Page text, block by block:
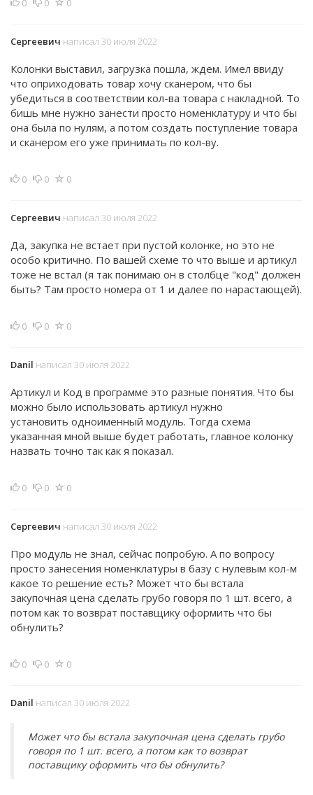
0 0 0
Сергеевич написал 30 июля 2022
Колонки выставил, загрузка пошла, ждем. Имел ввиду
что оприходовать товар хочу сканером, что бы
убедиться в соответствии кол-ва товара с накладной. То
бишь мне нужно занести просто номенклатуру и что бы
она была по нулям, а потом создать поступление товара
и сканером его уже принимать по кол-ву.
0 0 0
Сергеевич написал 30 июля 2022
Да, закупка не встает при пустой колонке, но это не
особо критично. По вашей схеме то что выше и артикул
тоже не встал (я так понимаю он в столбце "код" должен
быть? Там просто номера от 1 и далее по нарастающей).
0 0 0
Danil написал 30 июля 2022
Артикул и Код в программе это разные понятия. Что бы
можно было использовать артикул нужно
установить одноименный модуль. Тогда схема
указанная мной выше будет работать, главное колонку
назвать точно так как я показал.
0 0 0
Сергеевич написал 30 июля 2022
Про модуль не знал, сейчас попробую. А по вопросу
просто занесения номенклатуры в базу с нулевым кол-м
какое то решение есть? Может что бы встала
закупочная цена сделать грубо говоря по 1 шт. всего, а
потом как то возврат поставщику оформить что бы
обнулить?
0 0 0
Danil написал 30 июля 2022
Может что бы встала закупочная цена сделать грубо
говоря по 1 шт. всего, а потом как то возврат
поставщику оформить что бы обнулить?